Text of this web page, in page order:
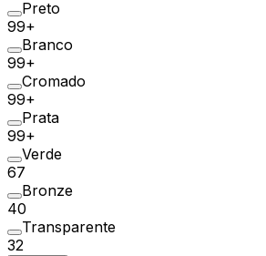
Preto
99+
Branco
99+
Cromado
99+
Prata
99+
Verde
67
Bronze
40
Transparente
32